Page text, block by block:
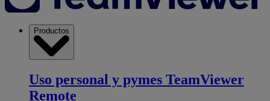
Productos
Uso personal y pymes TeamViewer
Remote